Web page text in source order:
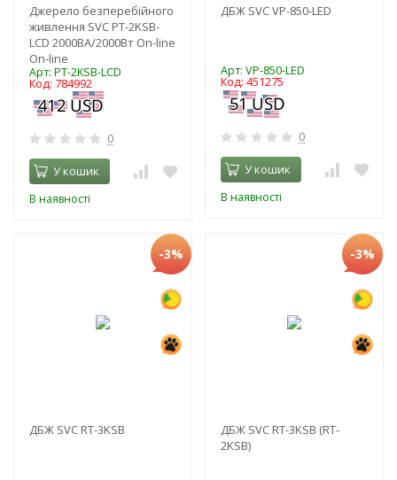
Джерело безперебійного
живлення SVC PT-2KSB-
LCD 2000ВА/2000Вт On-line
On-line
Арт: PT-2KSB-LCD
Код: 784992
0
У кошик
В наявності
ДБЖ SVC VP-850-LED
Арт: VP-850-LED
Код: 451275
0
У кошик
В наявності
-3%
ДБЖ SVC RT-3KSB
-3%
ДБЖ SVC RT-3KSB (RT-
2KSB)